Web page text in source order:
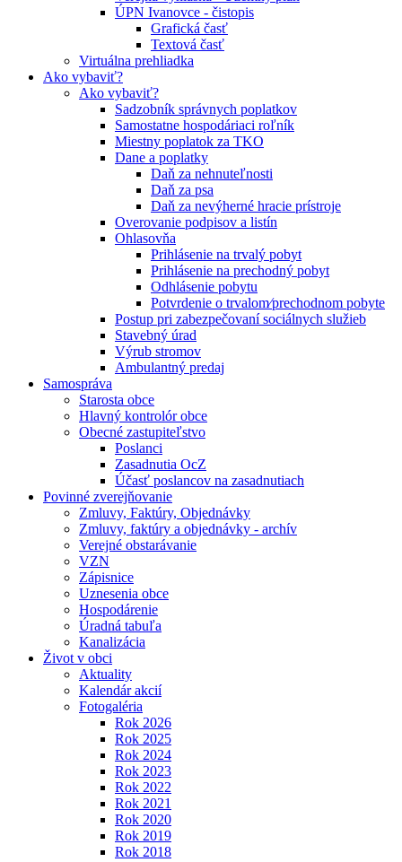
ÚPN Ivanovce - čistopis
Grafická časť
Textová časť
Virtuálna prehliadka
Ako vybaviť?
Ako vybaviť?
Sadzobník správnych poplatkov
Samostatne hospodáriaci roľník
Miestny poplatok za TKO
Dane a poplatky
Daň za nehnuteľnosti
Daň za psa
Daň za nevýherné hracie prístroje
Overovanie podpisov a listín
Ohlasovňa
Prihlásenie na trvalý pobyt
Prihlásenie na prechodný pobyt
Odhlásenie pobytu
Potvrdenie o trvalom⁄prechodnom pobyte
Postup pri zabezpečovaní sociálnych služieb
Stavebný úrad
Výrub stromov
Ambulantný predaj
Samospráva
Starosta obce
Hlavný kontrolór obce
Obecné zastupiteľstvo
Poslanci
Zasadnutia OcZ
Účasť poslancov na zasadnutiach
Povinné zverejňovanie
Zmluvy, Faktúry, Objednávky
Zmluvy, faktúry a objednávky - archív
Verejné obstarávanie
VZN
Zápisnice
Uznesenia obce
Hospodárenie
Úradná tabuľa
Kanalizácia
Život v obci
Aktuality
Kalendár akcií
Fotogaléria
Rok 2026
Rok 2025
Rok 2024
Rok 2023
Rok 2022
Rok 2021
Rok 2020
Rok 2019
Rok 2018